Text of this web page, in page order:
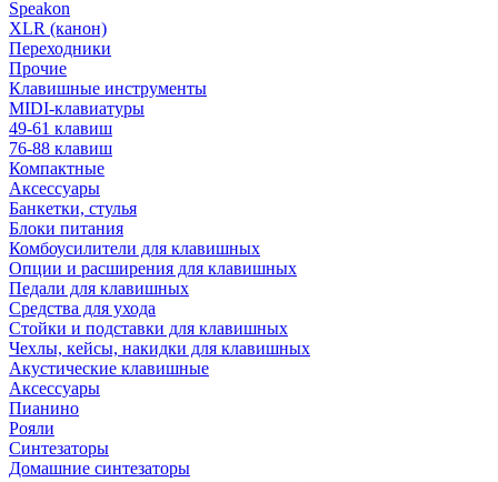
Speakon
XLR (канон)
Переходники
Прочие
Клавишные инструменты
MIDI-клавиатуры
49-61 клавиш
76-88 клавиш
Компактные
Аксессуары
Банкетки, стулья
Блоки питания
Комбоусилители для клавишных
Опции и расширения для клавишных
Педали для клавишных
Средства для ухода
Стойки и подставки для клавишных
Чехлы, кейсы, накидки для клавишных
Акустические клавишные
Аксессуары
Пианино
Рояли
Синтезаторы
Домашние синтезаторы